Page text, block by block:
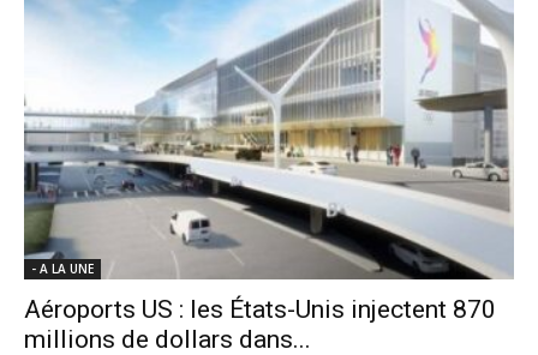
- A LA UNE
Aéroports US : les États-Unis injectent 870
millions de dollars dans...